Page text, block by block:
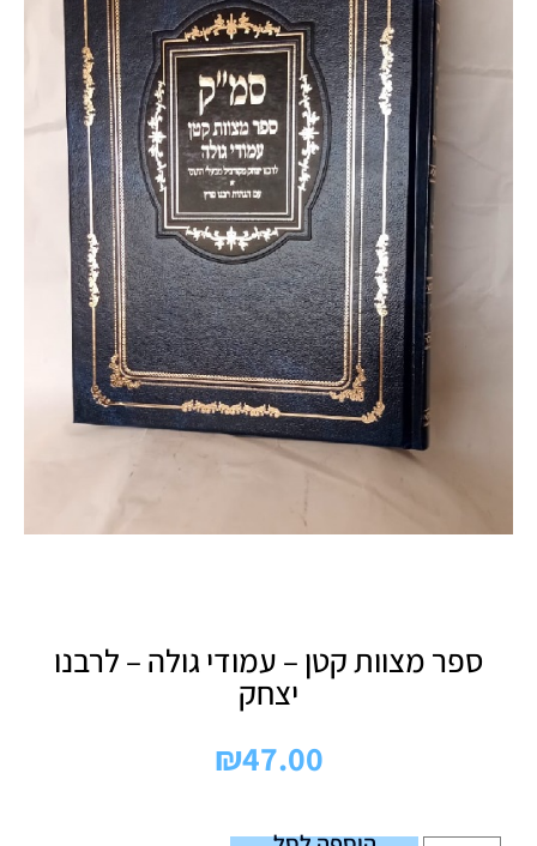
ספר מצוות קטן – עמודי גולה – לרבנו
יצחק
₪47.00